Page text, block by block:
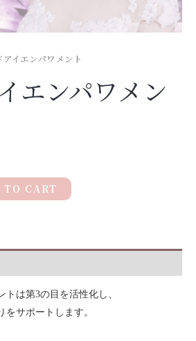
アイエンパワメント
エンパワメン
TO CART
は第3の目を活性化し、
サポートします。